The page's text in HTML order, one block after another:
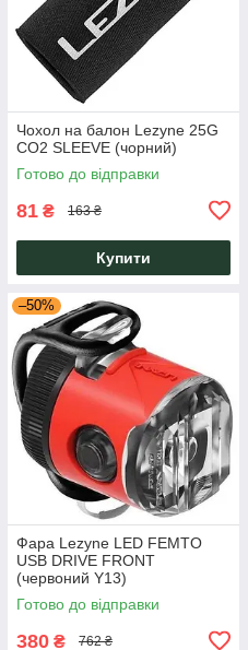
Чохол на балон Lezyne 25G
CO2 SLEEVE (чорний)
Готово до відправки
81 ₴ 163 ₴
Купити
–50%
Фара Lezyne LED FEMTO
USB DRIVE FRONT
(червоний Y13)
Готово до відправки
380 ₴ 762 ₴